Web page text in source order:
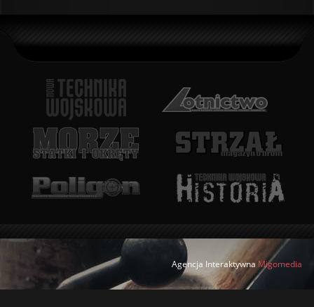
Agencja Interaktywna Migomedia